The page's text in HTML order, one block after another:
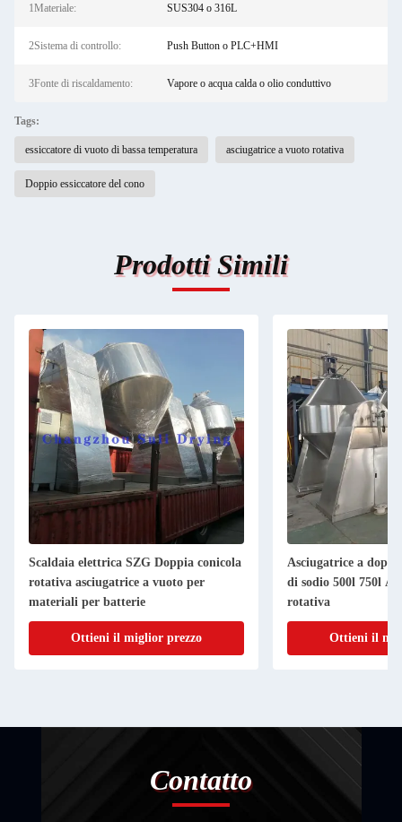
1Materiale: SUS304 o 316L
2Sistema di controllo: Push Button o PLC+HMI
3Fonte di riscaldamento: Vapore o acqua calda o olio conduttivo
Tags:
essiccatore di vuoto di bassa temperatura asciugatrice a vuoto rotativa
Doppio essiccatore del cono
Prodotti Simili
Scaldaia elettrica SZG Doppia conicola
rotativa asciugatrice a vuoto per
materiali per batterie
Ottieni il miglior prezzo
Asciugatrice a
di sodio 500l 750l
rotativa
Ottieni il
Contatto